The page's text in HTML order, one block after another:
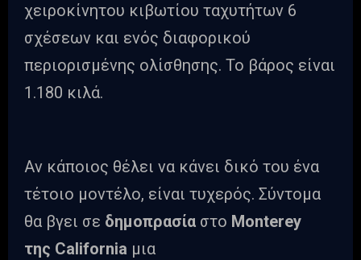
χειροκίνητου κιβωτίου ταχυτήτων 6
σχέσεων και ενός διαφορικού
περιορισμένης ολίσθησης. Το βάρος είναι
1.180 κιλά.
Αν κάποιος θέλει να κάνει δικό του ένα
τέτοιο μοντέλο, είναι τυχερός. Σύντομα
θα βγει σε δημοπρασία στο Monterey
της California μια